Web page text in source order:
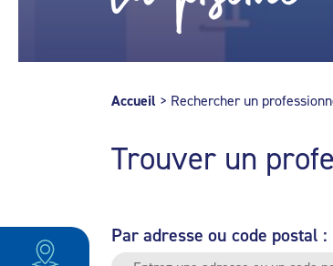
Accueil > Rechercher un
Trouver un
Par adresse ou code postal :